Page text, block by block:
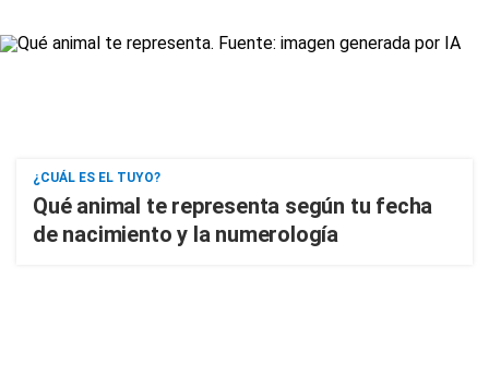
¿CUÁL ES EL TUYO?
Qué animal te representa según tu fecha
de nacimiento y la numerología